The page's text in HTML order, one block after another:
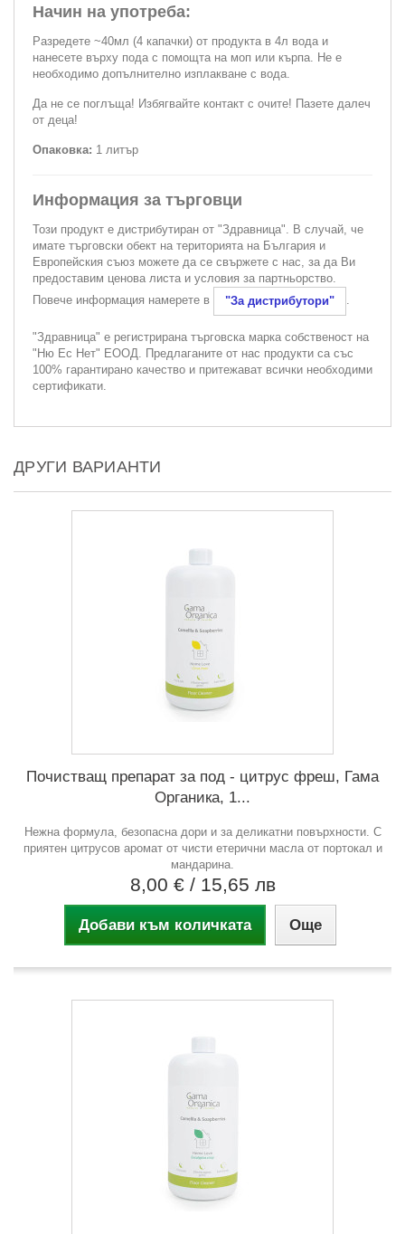
Начин на употреба:
Разредете ~40мл (4 капачки) от продукта в 4л вода и
нанесете върху пода с помощта на моп или кърпа. Не е
необходимо допълнително изплакване с вода.
Да не се поглъща! Избягвайте контакт с очите! Пазете далеч
от деца!
Опаковка: 1 литър
Информация за търговци
Този продукт е дистрибутиран от "Здравница". В случай, че
имате търговски обект на територията на България и
Европейския съюз можете да се свържете с нас, за да Ви
предоставим ценова листа и условия за партньорство.
Повече информация намерете в
"За дистрибутори" .
"Здравница" е регистрирана търговска марка собственост на
"Ню Ес Нет" ЕООД. Предлаганите от нас продукти са със
100% гарантирано качество и притежават всички необходими
сертификати.
ДРУГИ ВАРИАНТИ
Почистващ препарат за под - цитрус фреш, Гама
Органика, 1...
Нежна формула, безопасна дори и за деликатни повърхности. С
приятен цитрусов аромат от чисти етерични масла от портокал и
мандарина.
8,00 € / 15,65 лв
Добави към количката Още